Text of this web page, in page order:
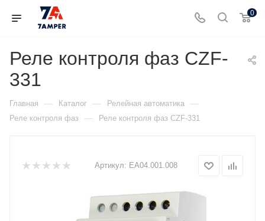
0
Реле контроля фаз CZF-
331
Главная — Каталог — Релейная автоматика —
Реле контроля фаз — Реле контроля фаз CZF-331
Артикул: EA04.001.008